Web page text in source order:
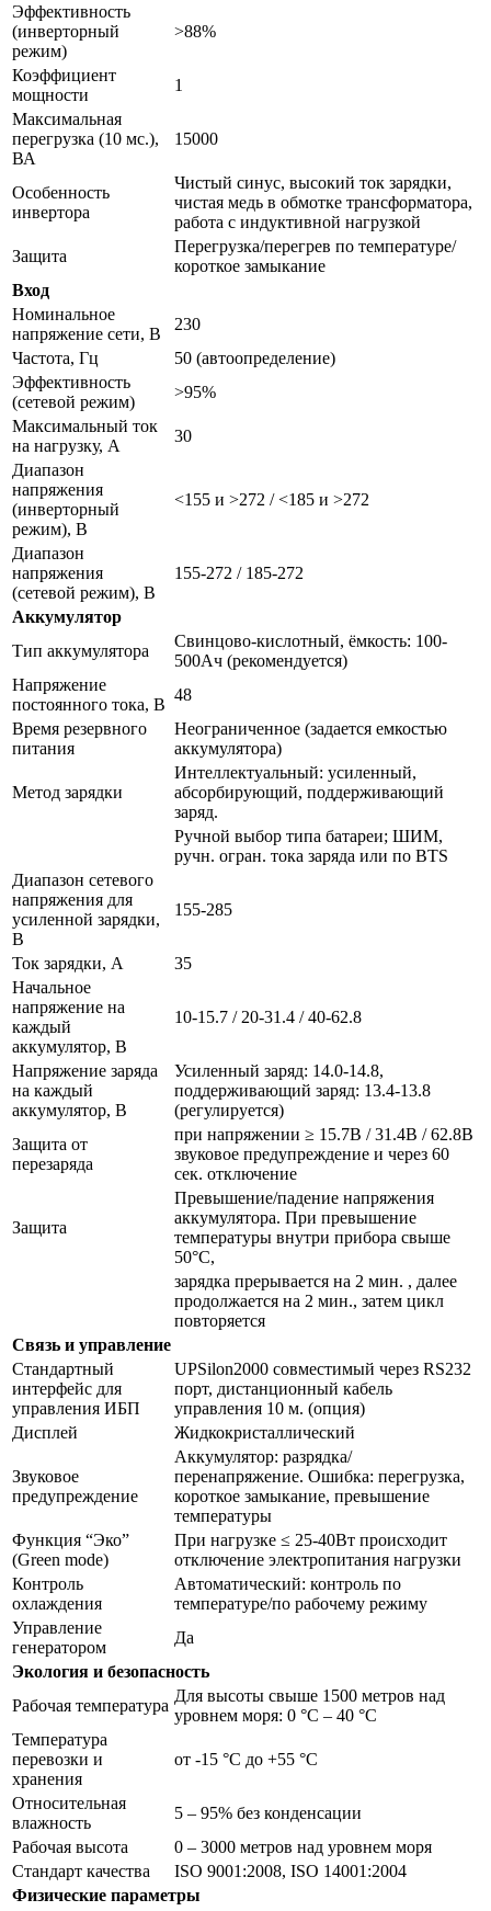
Эффективность
(инверторный
режим)
>88%
Коэффициент
мощности
1
Максимальная
перегрузка (10 мс.),
ВА
15000
Особенность
инвертора
Чистый синус, высокий ток зарядки,
чистая медь в обмотке трансформатора,
работа с индуктивной нагрузкой
Защита
Перегрузка/перегрев по температуре/
короткое замыкание
Вход
Номинальное
напряжение сети, В
230
Частота, Гц
50 (автоопределение)
Эффективность
(сетевой режим)
>95%
Максимальный ток
на нагрузку, A
30
Диапазон
напряжения
(инверторный
режим), В
<155 и >272 / <185 и >272
Диапазон
напряжения
(сетевой режим), В
155-272 / 185-272
Аккумулятор
Тип аккумулятора
Свинцово-кислотный, ёмкость: 100-
500Ач (рекомендуется)
Напряжение
постоянного тока, В
48
Время резервного
питания
Неограниченное (задается емкостью
аккумулятора)
Метод зарядки
Интеллектуальный: усиленный,
абсорбирующий, поддерживающий
заряд.
Ручной выбор типа батареи; ШИМ,
ручн. огран. тока заряда или по BTS
Диапазон сетевого
напряжения для
усиленной зарядки,
В
155-285
Ток зарядки, A
35
Начальное
напряжение на
каждый
аккумулятор, В
10-15.7 / 20-31.4 / 40-62.8
Напряжение заряда
на каждый
аккумулятор, В
Усиленный заряд: 14.0-14.8,
поддерживающий заряд: 13.4-13.8
(регулируется)
Защита от
перезаряда
при напряжении ≥ 15.7В / 31.4В / 62.8В
звуковое предупреждение и через 60
сек. отключение
Защита
Превышение/падение напряжения
аккумулятора. При превышение
температуры внутри прибора свыше
50°C,
зарядка прерывается на 2 мин. , далее
продолжается на 2 мин., затем цикл
повторяется
Связь и управление
Стандартный
интерфейс для
управления ИБП
UPSilon2000 совместимый через RS232
порт, дистанционный кабель
управления 10 м. (опция)
Дисплей
Жидкокристаллический
Звуковое
предупреждение
Аккумулятор: разрядка/
перенапряжение. Ошибка: перегрузка,
короткое замыкание, превышение
температуры
Функция “Эко”
(Green mode)
При нагрузке ≤ 25-40Вт происходит
отключение электропитания нагрузки
Контроль
охлаждения
Автоматический: контроль по
температуре/по рабочему режиму
Управление
генератором
Да
Экология и безопасность
Рабочая температура
Для высоты свыше 1500 метров над
уровнем моря: 0 °C – 40 °C
Температура
перевозки и
хранения
от -15 °C до +55 °C
Относительная
влажность
5 – 95% без конденсации
Рабочая высота
0 – 3000 метров над уровнем моря
Стандарт качества
ISO 9001:2008, ISO 14001:2004
Физические параметры